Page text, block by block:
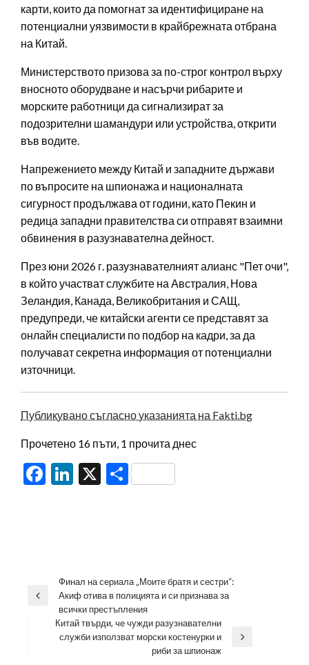
карти, които да помогнат за идентифициране на
потенциални уязвимости в крайбрежната отбрана
на Китай.
Министерството призова за по-строг контрол върху
вносното оборудване и насърчи рибарите и
морските работници да сигнализират за
подозрителни шамандури или устройства, открити
във водите.
Напрежението между Китай и западните държави
по въпросите на шпионажа и националната
сигурност продължава от години, като Пекин и
редица западни правителства си отправят взаимни
обвинения в разузнавателна дейност.
През юни 2026 г. разузнавателният алианс "Пет очи",
в който участват службите на Австралия, Нова
Зеландия, Канада, Великобритания и САЩ,
предупреди, че китайски агенти се представят за
онлайн специалисти по подбор на кадри, за да
получават секретна информация от потенциални
източници.
Публикувано съгласно указанията на Fakti.bg
Прочетено 16 пъти, 1 прочита днес
Facebook
LinkedIn
X Share
Навигация
Previous
Финал на сериала „Моите братя и сестри“:
Акиф отива в полицията и си признава за
всички престъпления
Китай твърди, че чужди разузнавателни
служби използват морски костенурки и
риби за шпионаж